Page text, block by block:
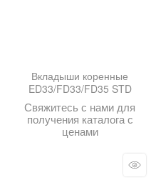
Вкладыши коренные
ED33/FD33/FD35 STD
Свяжитесь с нами для
получения каталога с
ценами